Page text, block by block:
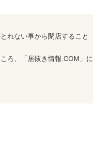
れない事から閉店すること
ろ、「居抜き情報.COM」に